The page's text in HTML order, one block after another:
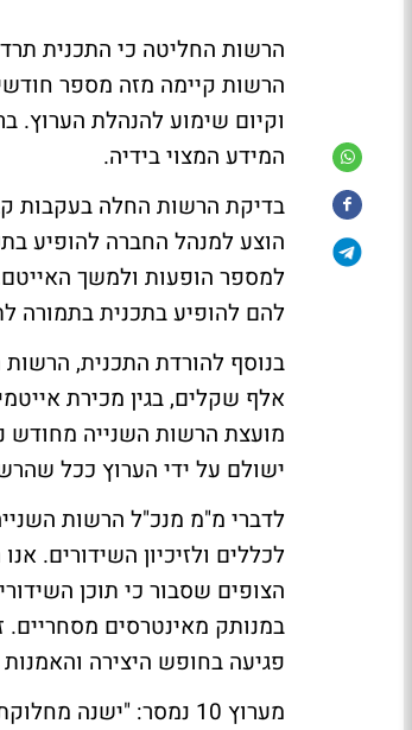
הרשות החליטה כי התכנית
הרשות קיימה מזה מספר
המידע המצוי בידיה.
בדיקת הרשות החלה בעקבות
הוצע למנהל החברה להופיע
למספר הופעות ולמשך
להם להופיע בתכנית בתמורה
אלף שקלים, בגין מכירת
ישולם על ידי הערוץ ככל
לדברי מ"מ מנכ"ל הרשות
לכללים ולזיכיון השידורים.
הצופים שסבור כי תוכן
במנותק מאינטרסים מסחריים.
פגיעה בחופש היצירה
מערוץ 10 נמסר: